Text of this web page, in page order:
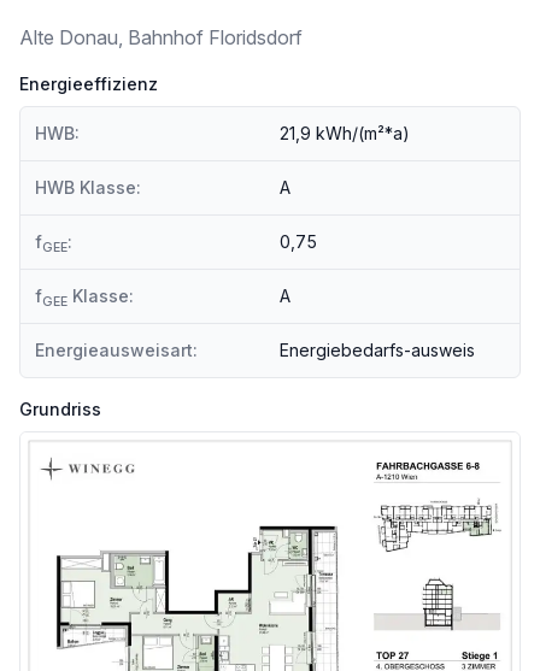
Polizei <750m
Verkehr
Bus <250m
U-Bahn <250m
Bahnhof <250m
Alte Donau, Bahnhof Floridsdorf
Energieeffizienz
HWB: 21,9 kWh/(m²*a)
HWB Klasse: A
fGEE: 0,75
fGEE Klasse: A
Energieausweisart: Energiebedarfs-ausweis
Grundriss